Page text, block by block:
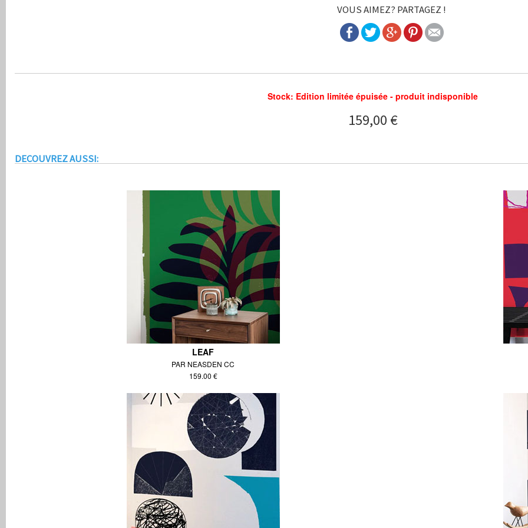
VOUS AIMEZ? PARTAGEZ !
Stock: Edition limitée épuisée - produit indisponible
159,00 €
DECOUVREZ AUSSI:
LEAF
PAR NEASDEN CC
159.00 €